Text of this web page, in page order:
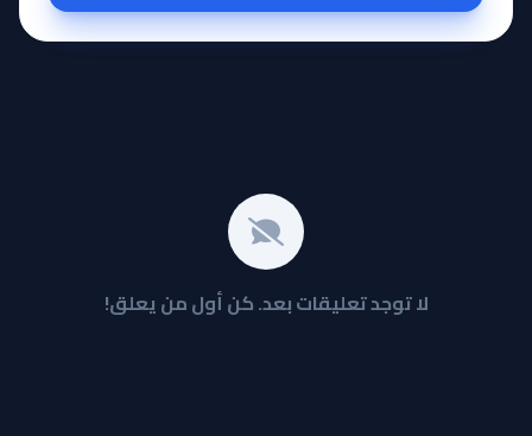
لا توجد تعليقات بعد. كن أول من يعلق!